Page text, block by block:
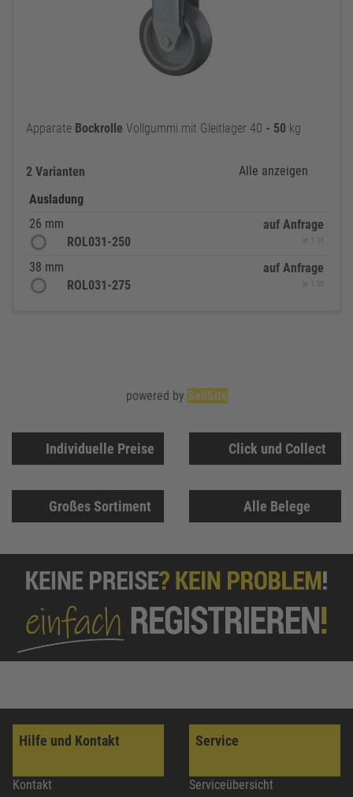
Apparate Bockrolle Vollgummi mit Gleitlager 40 - 50 kg
2 Varianten
Alle anzeigen
Ausladung
26 mm
ROL031-250
auf Anfrage
je 1 St
38 mm
ROL031-275
auf Anfrage
je 1 St
Individuelle Preise Click und Collect
Großes Sortiment Alle Belege
Hilfe und Kontakt
Kontakt
Service
Serviceübersicht
powered by SellSite